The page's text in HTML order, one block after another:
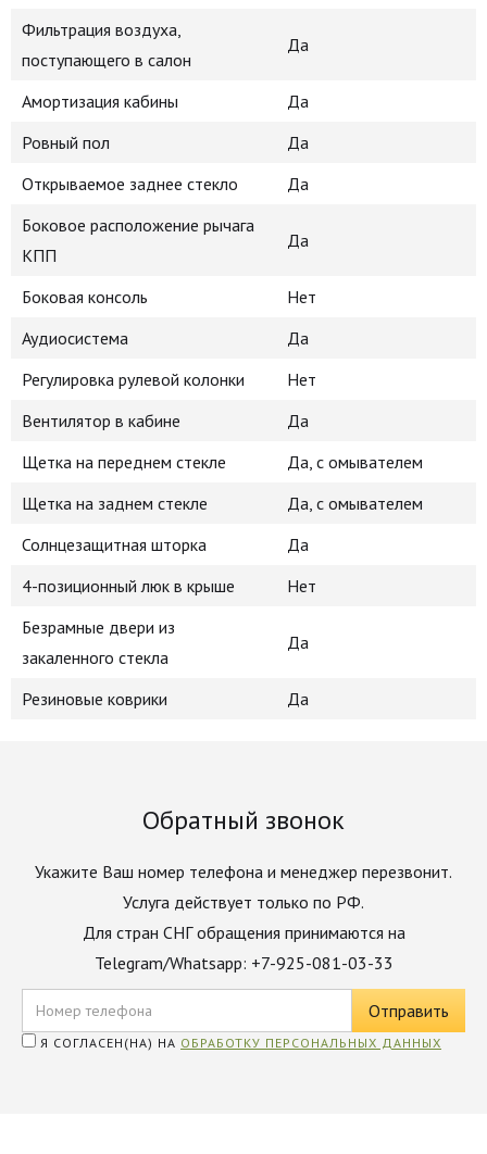
Фильтрация воздуха,
поступающего в салон
Да
Амортизация кабины
Да
Ровный пол
Да
Открываемое заднее стекло
Да
Боковое расположение рычага
КПП
Да
Боковая консоль
Нет
Аудиосистема
Да
Регулировка рулевой колонки
Нет
Вентилятор в кабине
Да
Щетка на переднем стекле
Да, с омывателем
Щетка на заднем стекле
Да, с омывателем
Солнцезащитная шторка
Да
4-позиционный люк в крыше
Нет
Безрамные двери из
закаленного стекла
Да
Резиновые коврики Да
Обратный звонок
Укажите Ваш номер телефона и менеджер перезвонит.
Услуга действует только по РФ.
Для стран СНГ обращения принимаются на
Telegram/Whatsapp: +7-925-081-03-33
Я СОГЛАСЕН(НА) НА ОБРАБОТКУ ПЕРСОНАЛЬНЫХ ДАННЫХ